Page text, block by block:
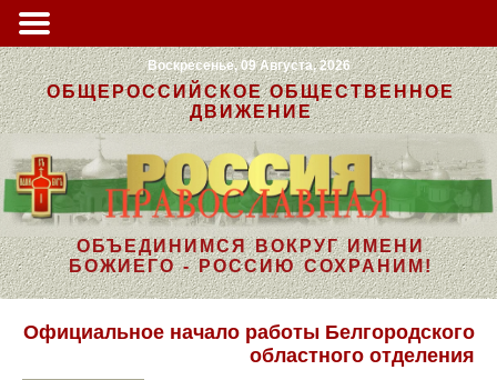
Воскресенье, 09 Августа, 2026
ОБЩЕРОССИЙСКОЕ ОБЩЕСТВЕННОЕ
ДВИЖЕНИЕ
ОБЪЕДИНИМСЯ ВОКРУГ ИМЕНИ
БОЖИЕГО - РОССИЮ СОХРАНИМ!
Официальное начало работы Белгородского
областного отделения